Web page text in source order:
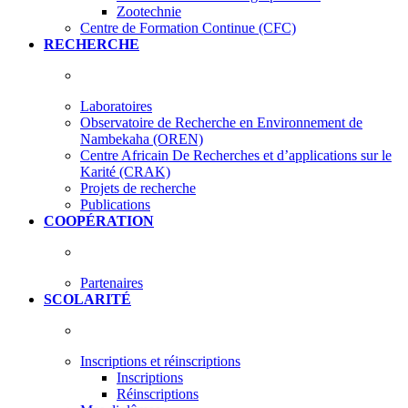
Zootechnie
Centre de Formation Continue (CFC)
RECHERCHE
Laboratoires
Observatoire de Recherche en Environnement de
Nambekaha (OREN)
Centre Africain De Recherches et d’applications sur le
Karité (CRAK)
Projets de recherche
Publications
COOPÉRATION
Partenaires
SCOLARITÉ
Inscriptions et réinscriptions
Inscriptions
Réinscriptions